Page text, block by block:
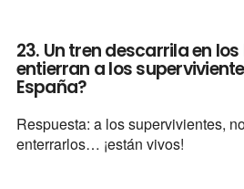
23. Un tren descarrila en
entierran a los
España?
Respuesta: a los supervivientes,
enterrarlos… ¡están vivos!